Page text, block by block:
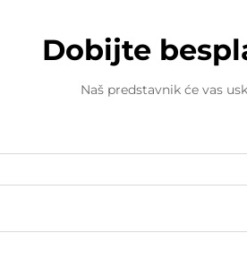
Dobijte
Naš predstavnik će vas